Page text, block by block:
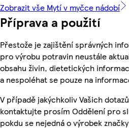
Zobrazit vše Mytí v myčce nádobí
Příprava a použití
Přestože je zajištění správných
pro výrobu potravin neustále
obsahu živin, dietetických
a nespoléhat se pouze na
V případě jakýchkoliv Vašich
kontaktujte prosím Oddělení pro
pokdu se nejedná o výrobek